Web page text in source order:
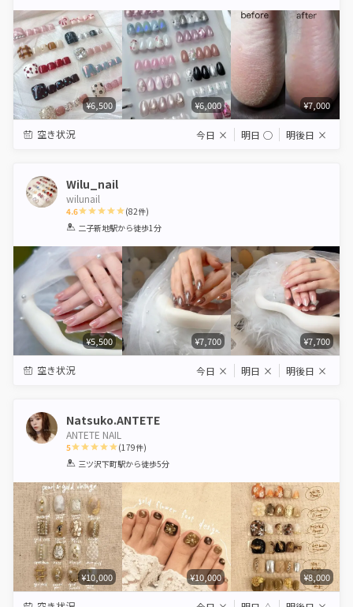
¥6,500 ¥6,000 ¥7,000
空き状況 今日 × 明日 ◯ 明後日 ×
Wilu_nail
wilunail
4.6
1 2 3 4 5
(82件)
二子新地駅から徒歩1分
¥5,500 ¥7,700 ¥7,700
空き状況 今日 × 明日 × 明後日 ×
Natsuko.ANTETE
ANTETE NAIL
5
1 2 3 4 5
(179件)
三ツ沢下町駅から徒歩5分
¥10,000 ¥10,000 ¥8,000